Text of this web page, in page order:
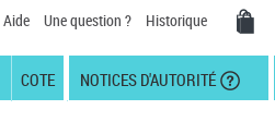
Aide Une question ? Historique
COTE NOTICES D'AUTORITÉ